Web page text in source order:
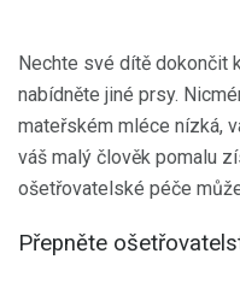
Nechte své dítě dokončit
nabídněte jiné prsy.
mateřském mléce nízká,
váš malý člověk pomalu
ošetřovatelské péče
Přepněte